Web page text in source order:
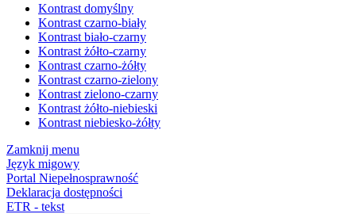
Kontrast domyślny
Kontrast czarno-biały
Kontrast biało-czarny
Kontrast żółto-czarny
Kontrast czarno-żółty
Kontrast czarno-zielony
Kontrast zielono-czarny
Kontrast żółto-niebieski
Kontrast niebiesko-żółty
Zamknij menu
Język migowy
Portal Niepełnosprawność
Deklaracja dostępności
ETR - tekst